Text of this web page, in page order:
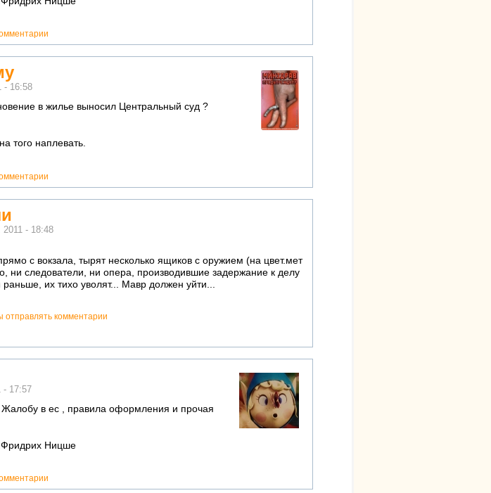
- 16:58
в жилье выносил Центральный суд ?
того наплевать.
2011 - 18:48
с вокзала, тырят несколько ящиков с оружием (на цвет.мет
ни следователи, ни опера, производившие задержание к делу
их тихо уволят... Мавр должен уйти...
отправлять комментарии
- 17:57
Жалобу в ес , правила оформления и прочая
Ницше